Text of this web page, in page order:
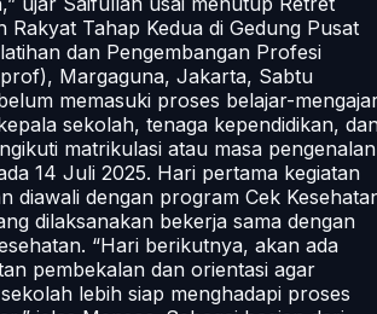
Rakyat Tahap Kedua di Gedung Pusat
dan Pengembangan Profesi
Margaguna, Jakarta, Sabtu
memasuki proses belajar-
sekolah, tenaga kependidikan,
matrikulasi atau masa pengenalan
14 Juli 2025. Hari pertama kegiatan
diawali dengan program Cek
dilaksanakan bekerja sama dengan
“Hari berikutnya, akan ada
pembekalan dan orientasi agar
lebih siap menghadapi proses